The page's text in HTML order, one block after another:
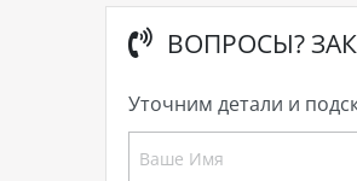
ВОПРОСЫ?
Уточним детали и